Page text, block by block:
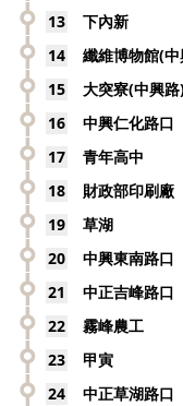
13 下內新
14 纖維博物館(
15 大突寮(中興
16 中興仁化路口
17 青年高中
18 財政部印刷廠
19 草湖
20 中興東南路口
21 中正吉峰路口
22 霧峰農工
23 甲寅
24 中正草湖路口